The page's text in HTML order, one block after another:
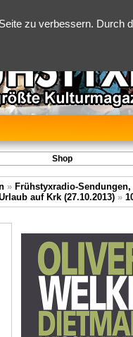
zu verbessern.
Shop
» Frühstyxradio-
auf Krk (27.10.2013) »